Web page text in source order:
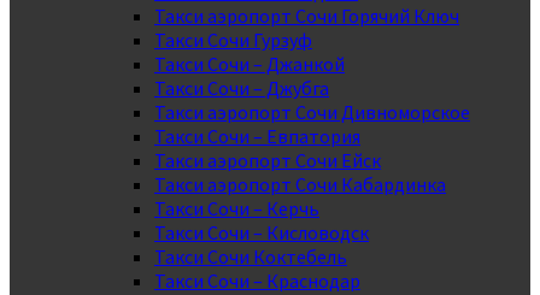
Такси аэропорт Сочи Горячий Ключ
Такси Сочи Гурзуф
Такси Сочи – Джанкой
Такси Сочи – Джубга
Такси аэропорт Сочи Дивноморское
Такси Сочи – Евпатория
Такси аэропорт Сочи Ейск
Такси аэропорт Сочи Кабардинка
Такси Сочи – Керчь
Такси Сочи – Кисловодск
Такси Сочи Коктебель
Такси Сочи – Краснодар